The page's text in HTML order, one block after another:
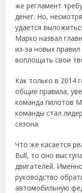
же регламент
денег. Но,
удается
Марко назвал
из-за новых
воплощать свои
Как только в 2014
общие правила,
команда пилотов
команды стал
сезона.
Что же касается
Bull, то оно
двигателей.
руководство
автомобильную